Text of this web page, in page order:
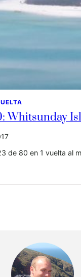
Whitsunday
de 80 en 1 vuelta al